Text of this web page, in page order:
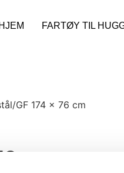
HJEM FARTØY TIL
GF 174 x 76 cm
cm